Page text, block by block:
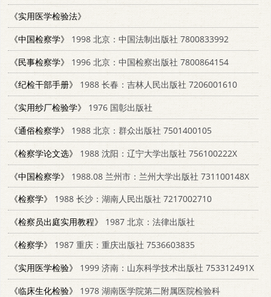
《实用医学检验法》
《中国检察学》
1998 北京：中国法制出版社 7800833992
《民事检察学》
1996 北京：中国检察出版社 7800864154
《纪检干部手册》
1988 长春：吉林人民出版社 7206001610
《实用纱厂检验学》
1976 国彰出版社
《通俗检察学》
1988 北京：群众出版社 7501400105
《检察学论文选》
1988 沈阳：辽宁大学出版社 756100222X
《中国检察学》
1988.08 兰州市：兰州大学出版社 731100148X
《检察学》
1988 长沙：湖南人民出版社 7217002710
《检察员出庭实用教程》
1987 北京：法律出版社
《检察学》
1987 重庆：重庆出版社 7536603835
《实用医学检验》
1999 济南：山东科学技术出版社 753312491X
《临床生化检验》
1978 湖南医学院第二附属医院检验科